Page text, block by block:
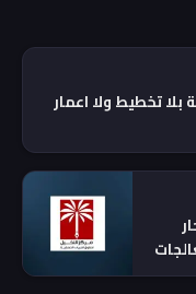
بلا تخطيط ولا اعمار